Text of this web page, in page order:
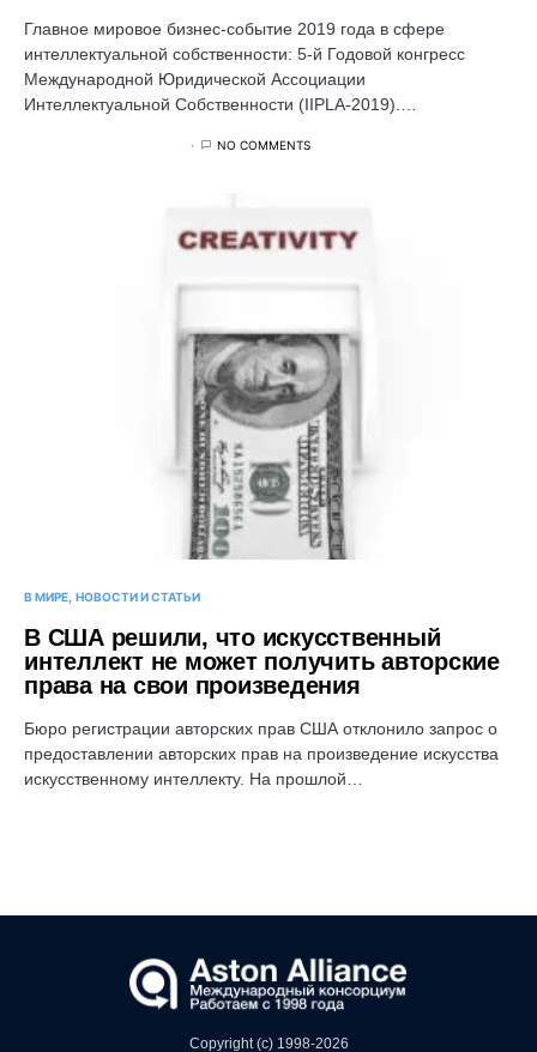
Главное мировое бизнес-событие 2019 года в сфере
интеллектуальной собственности: 5-й Годовой конгресс
Международной Юридической Ассоциации
Интеллектуальной Собственности (IIPLA-2019).…
NO COMMENTS
В МИРЕ НОВОСТИ И СТАТЬИ
В США решили, что искусственный
интеллект не может получить авторские
права на свои произведения
Бюро регистрации авторских прав США отклонило запрос о
предоставлении авторских прав на произведение искусства
искусственному интеллекту. На прошлой…
Copyright (c) 1998-2026